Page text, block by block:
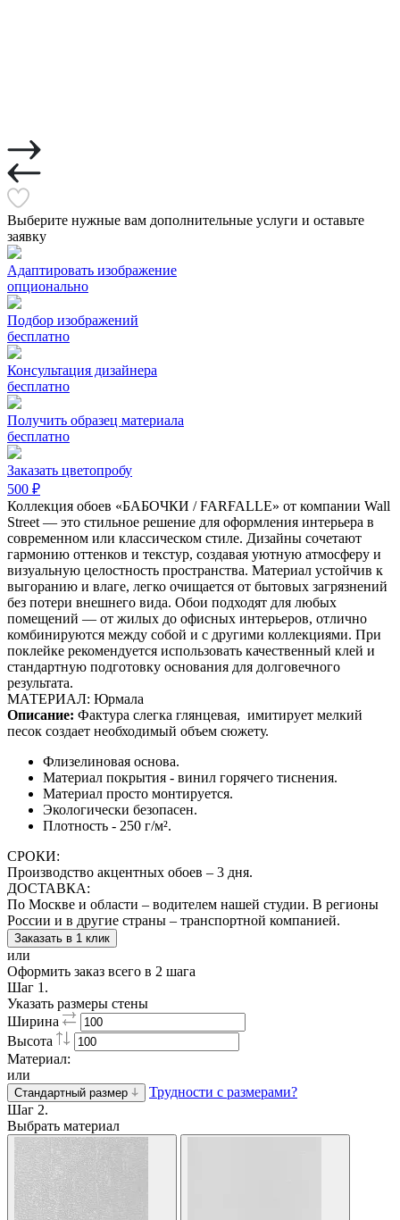
Выберите нужные вам дополнительные услуги и оставьте
заявку
Адаптировать изображение
опционально
Подбор изображений
бесплатно
Консультация дизайнера
бесплатно
Получить образец материала
бесплатно
Заказать цветопробу
500 ₽
Коллекция обоев «БАБОЧКИ / FARFALLE» от компании Wall
Street — это стильное решение для оформления интерьера в
современном или классическом стиле. Дизайны сочетают
гармонию оттенков и текстур, создавая уютную атмосферу и
визуальную целостность пространства. Материал устойчив к
выгоранию и влаге, легко очищается от бытовых загрязнений
без потери внешнего вида. Обои подходят для любых
помещений — от жилых до офисных интерьеров, отлично
комбинируются между собой и с другими коллекциями. При
поклейке рекомендуется использовать качественный клей и
стандартную подготовку основания для долговечного
результата.
МАТЕРИАЛ: Юрмала
Описание: Фактура слегка глянцевая, имитирует мелкий
песок создает необходимый объем сюжету.
Флизелиновая основа.
Материал покрытия - винил горячего тиснения.
Материал просто монтируется.
Экологически безопасен.
Плотность - 250 г/м².
СРОКИ:
Производство акцентных обоев – 3 дня.
ДОСТАВКА:
По Москве и области – водителем нашей студии. В регионы
России и в другие страны – транспортной компанией.
Заказать в 1 клик
или
Оформить заказ всего в 2 шага
Шаг 1.
Указать размеры стены
Ширина
Высота
Материал:
или
Стандартный размер
Трудности с размерами?
Шаг 2.
Выбрать материал